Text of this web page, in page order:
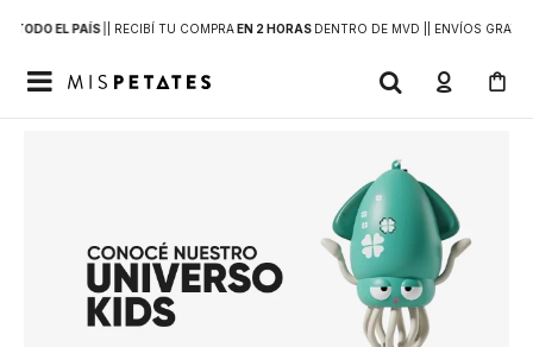
TODO EL PAÍS | RECIBÍ TU COMPRAEN 2 HORAS DENTRO DE MVD | | ENVÍOS GRATIS
